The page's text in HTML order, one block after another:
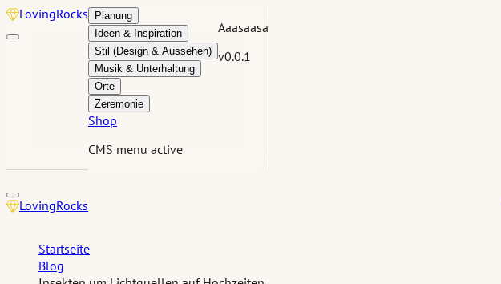
LovingRocks
Planung
Ideen & Inspiration
Stil (Design & Aussehen)
Musik & Unterhaltung
Orte
Zeremonie
Shop
CMS menu active
Aaasaasa
v0.0.1
LovingRocks
Startseite
Blog